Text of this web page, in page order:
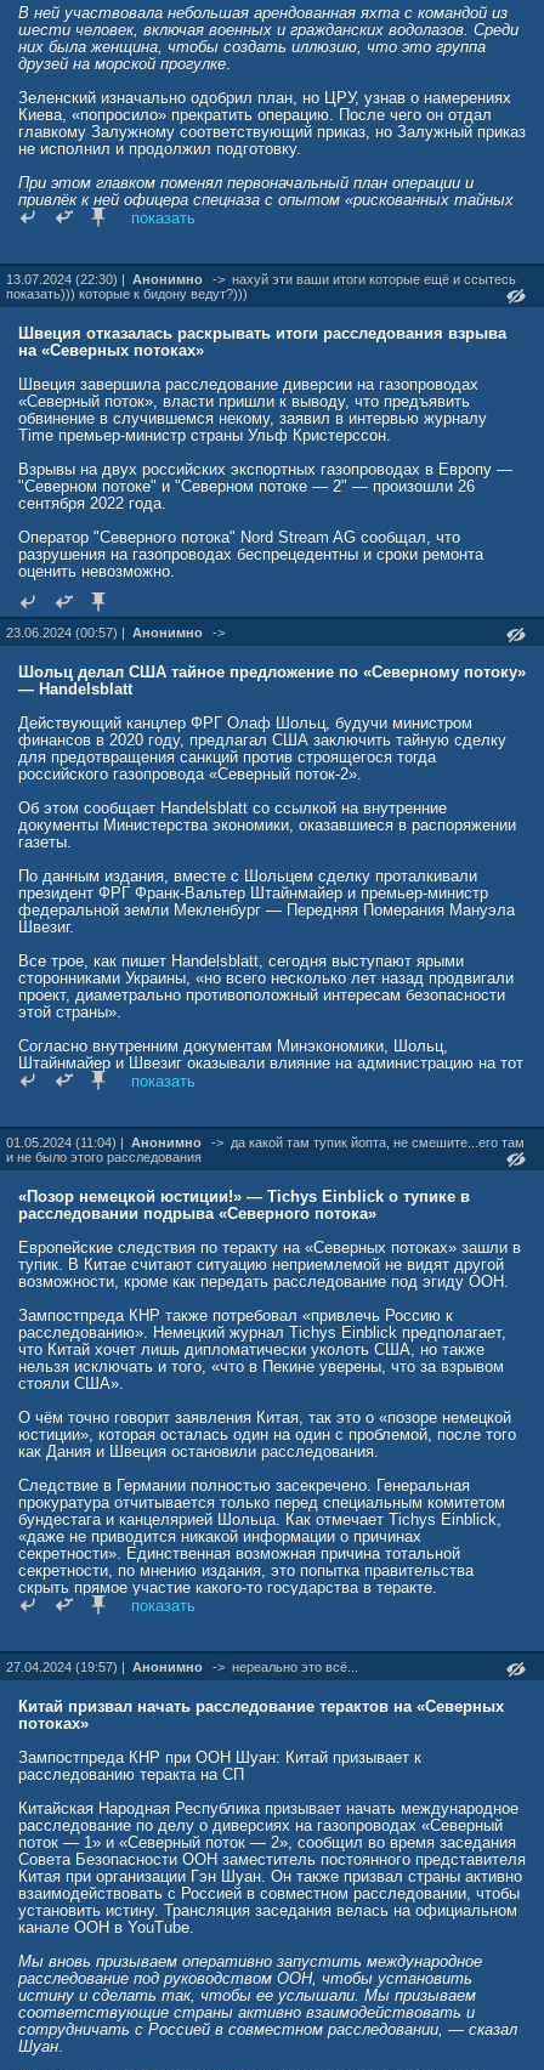
В ней участвовала небольшая арендованная яхта с командой из
шести человек, включая военных и гражданских водолазов. Среди
них была женщина, чтобы создать иллюзию, что это группа
друзей на морской прогулке.
Зеленский изначально одобрил план, но ЦРУ, узнав о намерениях
Киева, «попросило» прекратить операцию. После чего он отдал
главкому Залужному соответствующий приказ, но Залужный приказ
не исполнил и продолжил подготовку.
При этом главком поменял первоначальный план операции и
привлёк к ней офицера спецназа с опытом «рискованных тайных
миссий» — полковника ССО Романа Червинского.
украинца по делу о подрывах трубопроводов. Также подозреваются
женщина и мужчина, них опознали киевских дайверов.
чиновниками в сфере обороны и безопасности, которые либо
участвовали в заговоре, либо непосредственно знали о нем».
показать
13.07.2024 (22:30) | Анонимно -> нахуй эти ваши итоги которые ещё и ссытесь
показать))) которые к бидону ведут?)))
Швеция отказалась раскрывать итоги расследования взрыва
на «Северных потоках»
Швеция завершила расследование диверсии на газопроводах
«Северный поток», власти пришли к выводу, что предъявить
обвинение в случившемся некому, заявил в интервью журналу
Time премьер-министр страны Ульф Кристерссон.
Взрывы на двух российских экспортных газопроводах в Европу —
"Северном потоке" и "Северном потоке — 2" — произошли 26
сентября 2022 года.
Оператор "Северного потока" Nord Stream AG сообщал, что
разрушения на газопроводах беспрецедентны и сроки ремонта
оценить невозможно.
23.06.2024 (00:57) | Анонимно ->
Шольц делал США тайное предложение по «Северному потоку»
— Handelsblatt
Действующий канцлер ФРГ Олаф Шольц, будучи министром
финансов в 2020 году, предлагал США заключить тайную сделку
для предотвращения санкций против строящегося тогда
российского газопровода «Северный поток-2».
Об этом сообщает Handelsblatt со ссылкой на внутренние
документы Министерства экономики, оказавшиеся в распоряжении
газеты.
По данным издания, вместе с Шольцем сделку проталкивали
президент ФРГ Франк-Вальтер Штайнмайер и премьер-министр
федеральной земли Мекленбург — Передняя Померания Мануэла
Швезиг.
Все трое, как пишет Handelsblatt, сегодня выступают ярыми
сторонниками Украины, «но всего несколько лет назад продвигали
проект, диаметрально противоположный интересам безопасности
этой страны».
Согласно внутренним документам Минэкономики, Шольц,
Штайнмайер и Швезиг оказывали влияние на администрацию на тот
момент президента США (2017–2021 годы) Дональда Трампа, в
В частности, летом 2020 года Шольц отправил Мнучину письмо, в
котором призвал инвестировать €1 млрд от немецких налоговых
газа (СПГ) на северном побережье Германии.
газопровода, однако Белый дом полностью отверг такое
предложение.
против него санкции. Однако действующий президент США Джо
Байден, как следует из документов, предоставленных
Минэкономики ФРГ газете Süddeutsche Zeitung (SZ) по решению
суда, пошел на серьезные уступки властям Германии в вопросе
строительства «Северного потока-2». Он воспринимал проект
германским руководством, отмечало издание.
Санкции против «Северного потока-2» Байден все же ввел: 23
оператор газопровода Nord Stream 2 AG и исполнительный
директор компании Маттиас Варниг.
К тому моменту трубопровод уже был построен, но Германия
приостановила его сертификацию.
В сентябре 2022 года «Северный поток» и «Северный поток-2» были
взорваны. Из четырех ниток обоих уцелела одна. Президент России
показать
01.05.2024 (11:04) | Анонимно -> да какой там тупик йопта, не смешите...его там
и не было этого расследования
«Позор немецкой юстиции!» — Tichys Einblick о тупике в
расследовании подрыва «Северного потока»
Европейские следствия по теракту на «Северных потоках» зашли в
тупик. В Китае считают ситуацию неприемлемой не видят другой
возможности, кроме как передать расследование под эгиду ООН.
Зампостпреда КНР также потребовал «привлечь Россию к
расследованию». Немецкий журнал Tichys Einblick предполагает,
что Китай хочет лишь дипломатически уколоть США, но также
нельзя исключать и того, «что в Пекине уверены, что за взрывом
стояли США».
О чём точно говорит заявления Китая, так это о «позоре немецкой
юстиции», которая осталась один на один с проблемой, после того
как Дания и Швеция остановили расследования.
Следствие в Германии полностью засекречено. Генеральная
прокуратура отчитывается только перед специальным комитетом
бундестага и канцелярией Шольца. Как отмечает Tichys Einblick,
«даже не приводится никакой информации о причинах
секретности». Единственная возможная причина тотальной
секретности, по мнению издания, это попытка правительства
скрыть прямое участие какого-то государства в теракте.
исполнителя» за актом саботажа. Из этого же исходит страховая
компания, отказывающая из-за этого компании-владельцу
Но только какого? «О таких странах, как Украина или Польша,
мотива, сколько из-за отсутствия средств». Россию можно тоже
исключить, так как даже администрация Байдена уже заявила, что
Если даже допустить, что взрывчатка была доставлена на яхте к
трубопроводу, то всё равно остаётся вопрос, как она была
доставлена в Германию. «Возможно, немецкие силы участвовали
во взрыве собственного трубопровода?». «Эти обвинения идут
даже дальше, чем доклад Хёрша».
Однако, как отмечает Tichys Einblick, именно в таком случае «у
граждан».
показать
27.04.2024 (19:57) | Анонимно -> нереально это всё...
Китай призвал начать расследование терактов на «Северных
потоках»
Зампостпреда КНР при ООН Шуан: Китай призывает к
расследованию теракта на СП
Китайская Народная Республика призывает начать международное
расследование по делу о диверсиях на газопроводах «Северный
поток — 1» и «Северный поток — 2», сообщил во время заседания
Совета Безопасности ООН заместитель постоянного представителя
Китая при организации Гэн Шуан. Он также призвал страны активно
взаимодействовать с Россией в совместном расследовании, чтобы
установить истину. Трансляция заседания велась на официальном
канале ООН в YouTube.
Мы вновь призываем оперативно запустить международное
расследование под руководством ООН, чтобы установить
истину и сделать так, чтобы ее услышали. Мы призываем
соответствующие страны активно взаимодействовать и
сотрудничать с Россией в совместном расследовании, — сказал
Шуан.